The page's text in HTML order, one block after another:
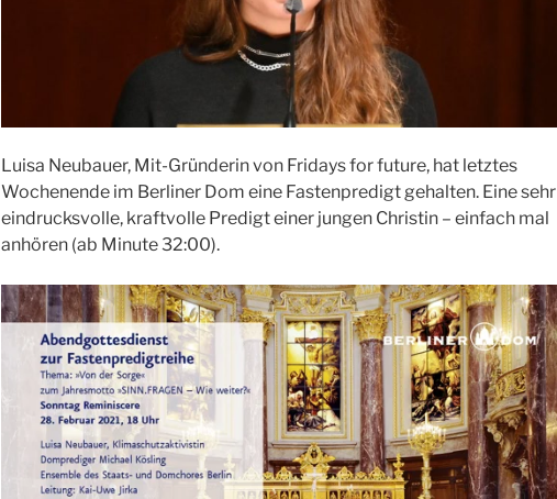
Luisa Neubauer, Mit-Gründerin von Fridays for future, hat letztes
Wochenende im Berliner Dom eine Fastenpredigt gehalten. Eine sehr
eindrucksvolle, kraftvolle Predigt einer jungen Christin – einfach mal
anhören (ab Minute 32:00).